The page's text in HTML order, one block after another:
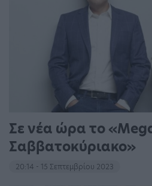
Σε νέα ώρα το
Σαββατοκύριακο»
20:14 - 15 Σεπτεμβρίου 2023